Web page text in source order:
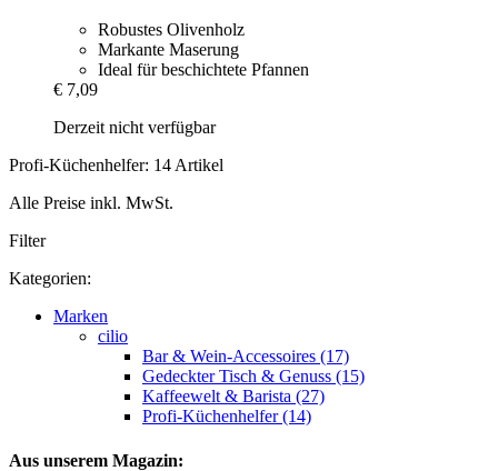
Robustes Olivenholz
Markante Maserung
Ideal für beschichtete Pfannen
€ 7,09
Derzeit nicht verfügbar
Profi-Küchenhelfer: 14 Artikel
Alle Preise inkl. MwSt.
Filter
Kategorien:
Marken
cilio
Bar & Wein-Accessoires (17)
Gedeckter Tisch & Genuss (15)
Kaffeewelt & Barista (27)
Profi-Küchenhelfer (14)
Aus unserem Magazin: